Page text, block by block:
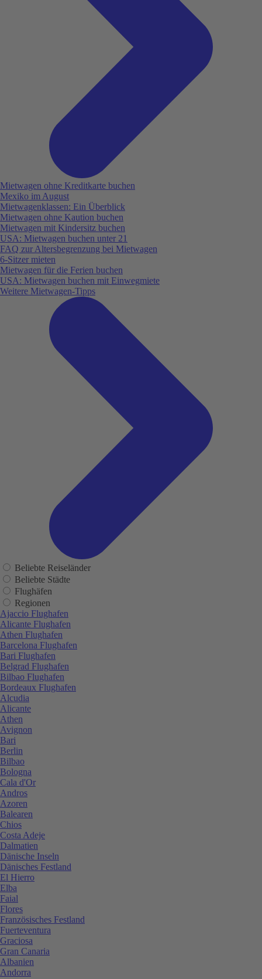
Mietwagen ohne Kreditkarte buchen
Mexiko im August
Mietwagenklassen: Ein Überblick
Mietwagen ohne Kaution buchen
Mietwagen mit Kindersitz buchen
USA: Mietwagen buchen unter 21
FAQ zur Altersbegrenzung bei Mietwagen
6-Sitzer mieten
Mietwagen für die Ferien buchen
USA: Mietwagen buchen mit Einwegmiete
Weitere Mietwagen-Tipps
Beliebte Reiseländer
Beliebte Städte
Flughäfen
Regionen
Ajaccio Flughafen
Alicante Flughafen
Athen Flughafen
Barcelona Flughafen
Bari Flughafen
Belgrad Flughafen
Bilbao Flughafen
Bordeaux Flughafen
Alcudia
Alicante
Athen
Avignon
Bari
Berlin
Bilbao
Bologna
Cala d'Or
Andros
Azoren
Balearen
Chios
Costa Adeje
Dalmatien
Dänische Inseln
Dänisches Festland
El Hierro
Elba
Faial
Flores
Französisches Festland
Fuerteventura
Graciosa
Gran Canaria
Albanien
Andorra